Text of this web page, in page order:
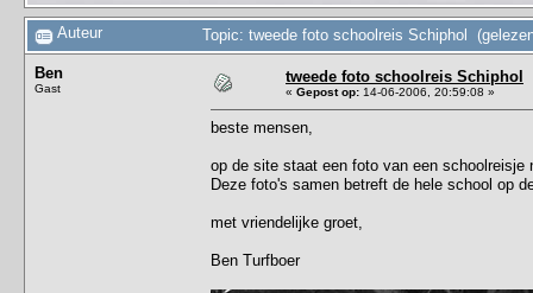
Auteur Topic: tweede foto schoolreis Schiphol
Ben
Gast
tweede foto schoolreis Schiphol
« Gepost op: 14-06-2006, 20:59:08 »
beste mensen,
op de site staat een foto van een
Deze foto's samen betreft de hele school op
met vriendelijke groet,
Ben Turfboer